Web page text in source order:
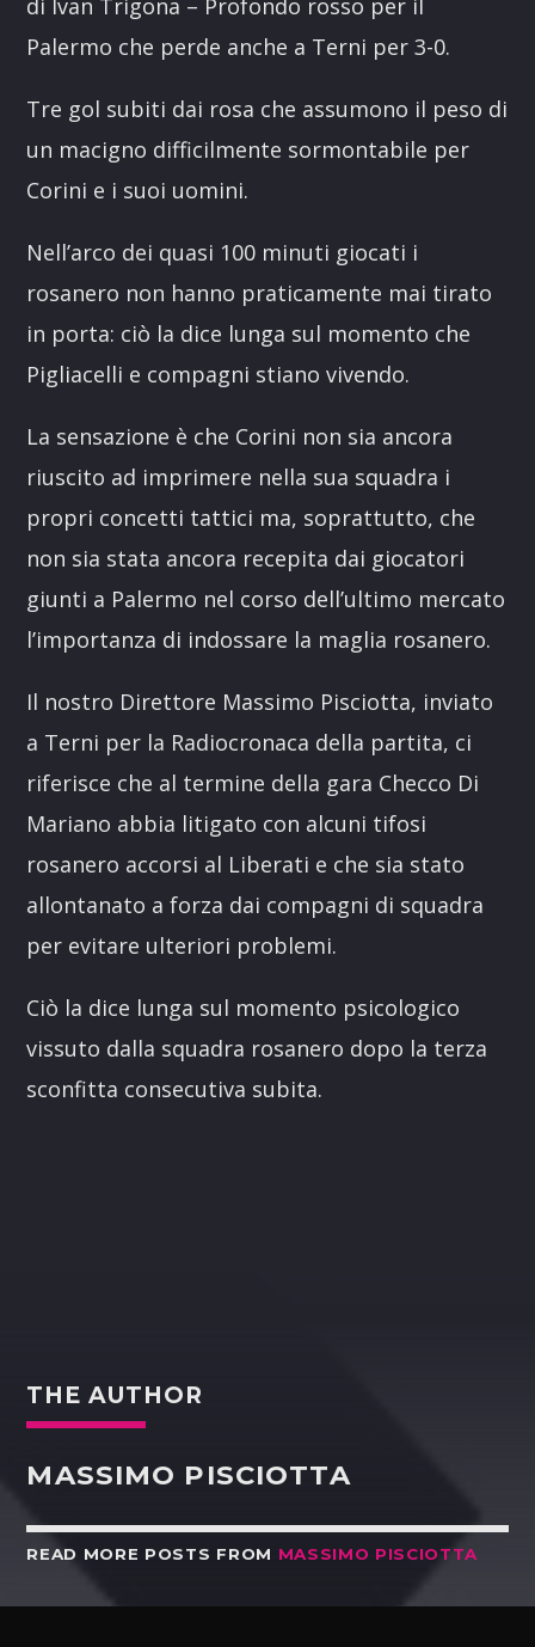
di Ivan Trigona – Profondo rosso per il
Palermo che perde anche a Terni per 3-0.
Tre gol subiti dai rosa che assumono il peso di
un macigno difficilmente sormontabile per
Corini e i suoi uomini.
Nell’arco dei quasi 100 minuti giocati i
rosanero non hanno praticamente mai tirato
in porta: ciò la dice lunga sul momento che
Pigliacelli e compagni stiano vivendo.
La sensazione è che Corini non sia ancora
riuscito ad imprimere nella sua squadra i
propri concetti tattici ma, soprattutto, che
non sia stata ancora recepita dai giocatori
giunti a Palermo nel corso dell’ultimo mercato
l’importanza di indossare la maglia rosanero.
Il nostro Direttore Massimo Pisciotta, inviato
a Terni per la Radiocronaca della partita, ci
riferisce che al termine della gara Checco Di
Mariano abbia litigato con alcuni tifosi
rosanero accorsi al Liberati e che sia stato
allontanato a forza dai compagni di squadra
per evitare ulteriori problemi.
Ciò la dice lunga sul momento psicologico
vissuto dalla squadra rosanero dopo la terza
sconfitta consecutiva subita.
THE AUTHOR
MASSIMO PISCIOTTA
READ MORE POSTS FROM MASSIMO PISCIOTTA